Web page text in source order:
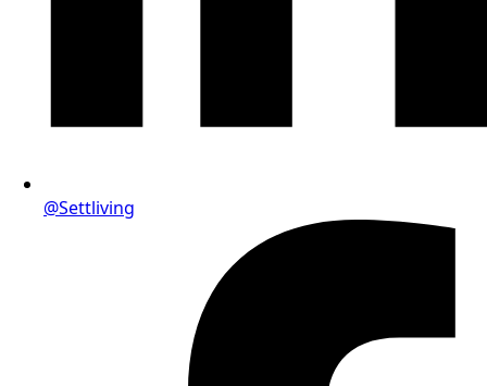
@Settliving